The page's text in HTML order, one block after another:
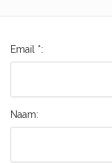
Email *:
Naam: